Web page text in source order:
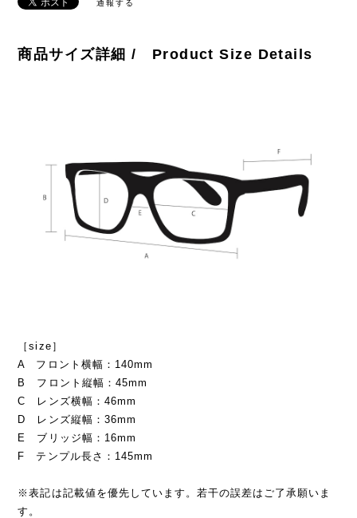
通報する
商品サイズ詳細 / Product Size Details
［size］
A フロント横幅：140mm
B フロント縦幅：45mm
C レンズ横幅：46mm
D レンズ縦幅：36mm
E ブリッジ幅：16mm
F テンプル長さ：145mm
※表記は記載値を優先しています。若干の誤差はご了承願いま
す。